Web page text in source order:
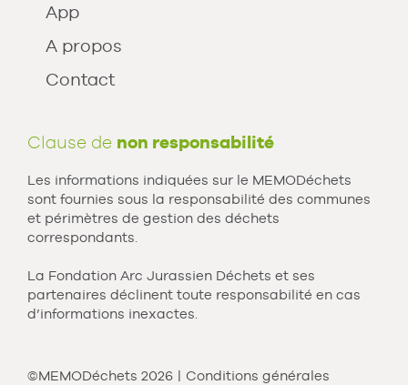
App
A propos
Contact
Clause de non responsabilité
Les informations indiquées sur le MEMODéchets
sont fournies sous la responsabilité des communes
et périmètres de gestion des déchets
correspondants.
La Fondation Arc Jurassien Déchets et ses
partenaires déclinent toute responsabilité en cas
d’informations inexactes.
©MEMODéchets 2026 Conditions générales